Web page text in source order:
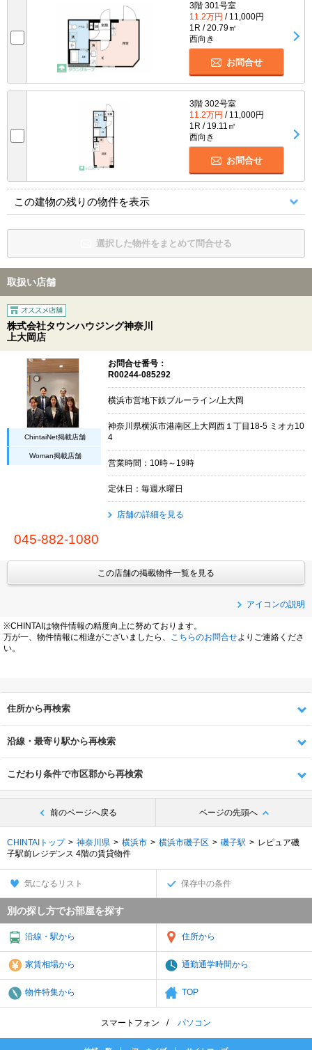
3階 301号室
11.2万円 / 11,000円
1R / 20.79㎡
西向き
お問合せ
3階 302号室
11.2万円 / 11,000円
1R / 19.11㎡
西向き
お問合せ
この建物の残りの物件を表示
選択した物件をまとめて問合せる
取扱い店舗
株式会社タウンハウジング神奈川
上大岡店
ChintaiNet掲載店舗
Woman掲載店舗
お問合せ番号：
R00244-085292
横浜市営地下鉄ブルーライン/上大岡
神奈川県横浜市港南区上大岡西１丁目18-5 ミオカ10
4
営業時間：10時～19時
定休日：毎週水曜日
店舗の詳細を見る
045-882-1080
この店舗の掲載物件一覧を見る
アイコンの説明
※CHINTAIは物件情報の精度向上に努めております。
万が一、物件情報に相違がございましたら、
こちらのお問合せよりご連絡くださ
い。
住所から再検索
沿線・最寄り駅から再検索
こだわり条件で市区郡から再検索
前のページへ戻る ページの先頭へ
CHINTAIトップ 神奈川県 横浜市 横浜市磯子区 磯子駅
レピュア磯
子駅前レジデンス 4階の賃貸物件
気になるリスト 保存中の条件
別の探し方でお部屋を探す
沿線・駅から 住所から
家賃相場から 通勤通学時間から
物件特集から TOP
スマートフォン パソコン